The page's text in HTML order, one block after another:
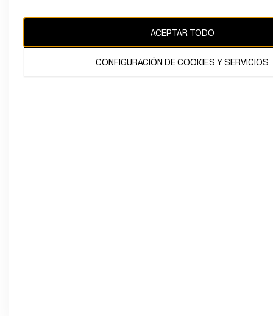
El contenido de esta página web está protegido por copyright y es
propiedad de H&M Hennes & Mauritz AB.
ACEPTAR TODO
CONFIGURACIÓN DE COOKIES Y SERVICIOS